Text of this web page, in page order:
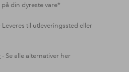
din dyreste vare*
Leveres til utleveringssted eller
- Se alle alternativer her